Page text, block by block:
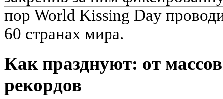
пор World Kissing Day
60 странах мира.
Как празднуют: от
рекордов